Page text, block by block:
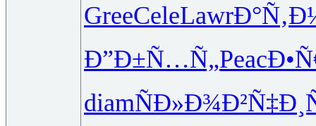
GreeCeleLawr
Ð”Ð±Ñ…Ñ„Peac
diamÑÐ»Ð¾Ð²